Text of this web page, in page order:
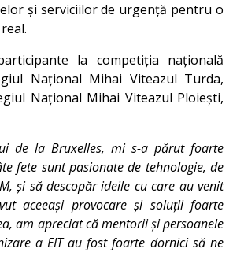
și serviciilor de urgență pentru o
la competiția națională
Național Mihai Viteazul Turda,
Național Mihai Viteazul Ploiești,
de la Bruxelles, mi s-a părut foarte
fete sunt pasionate de tehnologie, de
și să descopăr ideile cu care au venit
aceeași provocare și soluții foarte
am apreciat că mentorii și persoanele
a EIT au fost foarte dornici să ne